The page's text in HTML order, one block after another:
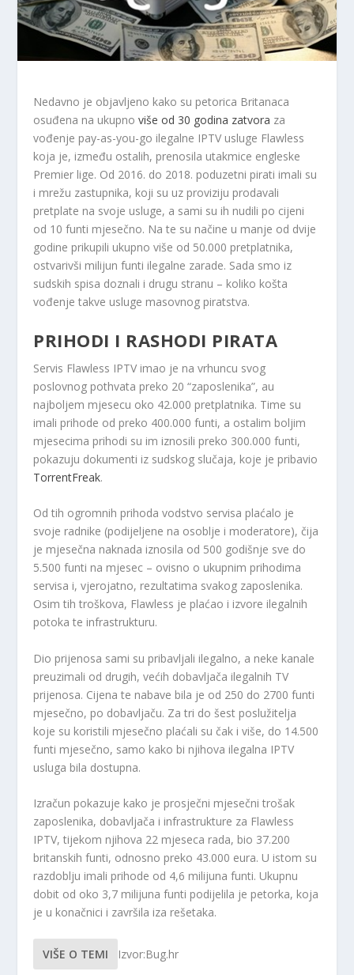
Nedavno je objavljeno kako su petorica Britanaca
osuđena na ukupnoviše od 30 godina zatvora za
vođenje pay-as-you-go ilegalne IPTV usluge Flawless
koja je, između ostalih, prenosila utakmice engleske
Premier lige. Od 2016. do 2018. poduzetni pirati imali su
i mrežu zastupnika, koji su uz proviziju prodavali
pretplate na svoje usluge, a sami su ih nudili po cijeni
od 10 funti mjesečno. Na te su načine u manje od dvije
godine prikupili ukupno više od 50.000 pretplatnika,
ostvarivši milijun funti ilegalne zarade. Sada smo iz
sudskih spisa doznali i drugu stranu – koliko košta
vođenje takve usluge masovnog piratstva.
PRIHODI I RASHODI PIRATA
Servis Flawless IPTV imao je na vrhuncu svog
poslovnog pothvata preko 20 “zaposlenika”, au
najboljem mjesecu oko 42.000 pretplatnika. Time su
imali prihode od preko 400.000 funti, a ostalim boljim
mjesecima prihodi su im iznosili preko 300.000 funti,
pokazuju dokumenti iz sudskog slučaja, koje je pribavio
TorrentFreak.
Od tih ogromnih prihoda vodstvo servisa plaćalo je
svoje radnike (podijeljene na osoblje i moderatore), čija
je mjesečna naknada iznosila od 500 godišnje sve do
5.500 funti na mjesec – ovisno o ukupnim prihodima
servisa i, vjerojatno, rezultatima svakog zaposlenika.
Osim tih troškova, Flawless je plaćao i izvore ilegalnih
potoka te infrastrukturu.
Dio prijenosa sami su pribavljali ilegalno, a neke kanale
preuzimali od drugih, većih dobavljača ilegalnih TV
prijenosa. Cijena te nabave bila je od 250 do 2700 funti
mjesečno, po dobavljaču. Za tri do šest poslužitelja
koje su koristili mjesečno plaćali su čak i više, do 14.500
funti mjesečno, samo kako bi njihova ilegalna IPTV
usluga bila dostupna.
Izračun pokazuje kako je prosječni mjesečni trošak
zaposlenika, dobavljača i infrastrukture za Flawless
IPTV, tijekom njihova 22 mjeseca rada, bio 37.200
britanskih funti, odnosno preko 43.000 eura. U istom su
razdoblju imali prihode od 4,6 milijuna funti. Ukupnu
dobit od oko 3,7 milijuna funti podijelila je petorka, koja
je u konačnici i završila iza rešetaka.
VIŠE O TEMI Izvor:Bug.hr